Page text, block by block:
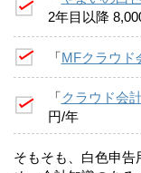
2年目以降
「MFクラウド
「クラウド会
円/年
そもそも、白色申告